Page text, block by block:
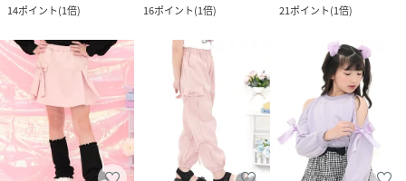
14ポイント(1倍)
16ポイント(1倍)
21ポイント(1倍)